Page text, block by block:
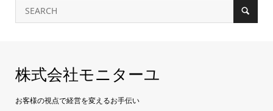
株式会社モニターユ
お客様の視点で経営を変えるお手伝い